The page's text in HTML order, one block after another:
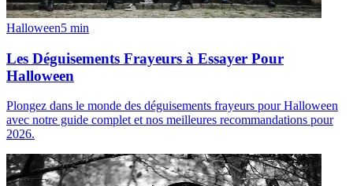
Halloween5 min
Les Déguisements Frayeurs à Essayer Pour
Halloween
Plongez dans le monde des déguisements frayeurs pour Halloween
avec notre guide complet et nos meilleures recommandations pour
2026.